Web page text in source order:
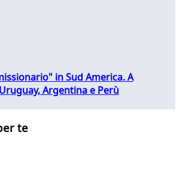
in Sud America. A
Argentina e Perù
te